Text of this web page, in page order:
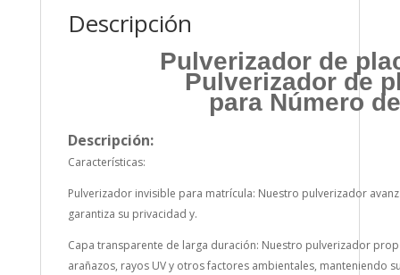
Descripción
Pulverizador de
Pulverizador de
para Número
Descripción:
Características:
Pulverizador invisible para matrícula: Nuestro pulverizador
garantiza su privacidad y.
Capa transparente de larga duración: Nuestro pulverizador
arañazos, rayos UV y otros factores ambientales, manteniendo